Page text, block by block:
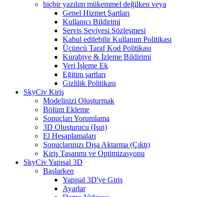
hiçbir yazılım mükemmel değilken veya
Genel Hizmet Şartları
Kullanıcı Bildirimi
Servis Seviyesi Sözleşmesi
Kabul edilebilir Kullanım Politikası
Üçüncü Taraf Kod Politikası
Kurabiye & İzleme Bildirimi
Veri İşleme Ek
Eğitim şartları
Gizlilik Politikası
SkyCiv Kiriş
Modelinizi Oluşturmak
Bölüm Ekleme
Sonuçları Yorumlama
3D Oluşturucu (Işın)
El Hesaplamaları
Sonuçlarınızı Dışa Aktarma (Çıktı)
Kiriş Tasarımı ve Optimizasyonu
SkyCiv Yapısal 3D
Başlarken
Yapısal 3D'ye Giriş
Ayarlar